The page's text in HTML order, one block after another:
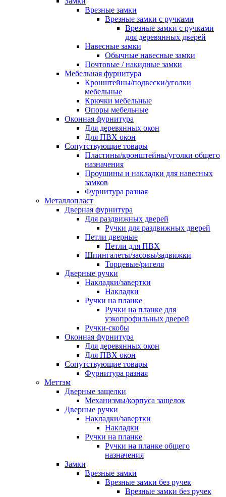
Врезные замки
Врезные замки с ручками
Врезные замки с ручками
для деревянных дверей
Навесные замки
Обычные навесные замки
Почтовые / накидные замки
Мебельная фурнитура
Кронштейны/подвески/уголки
мебельные
Крючки мебельные
Опоры мебельные
Оконная фурнитура
Для деревянных окон
Для ПВХ окон
Сопутствующие товары
Пластины/кронштейны/уголки общего
назначения
Проушины и накладки для навесных
замков
Фурнитура разная
Металлопласт
Дверная фурнитура
Для раздвижных дверей
Ручки для раздвижных дверей
Петли дверные
Петли для ПВХ
Шпингалеты/засовы/задвижки
Торцевые/ригеля
Дверные ручки
Накладки/завертки
Накладки
Ручки на планке
Ручки на планке для
узкопрофильных дверей
Ручки-скобы
Оконная фурнитура
Для деревянных окон
Для ПВХ окон
Сопутствующие товары
Фурнитура разная
Меттэм
Дверные защелки
Механизмы/корпуса защелок
Дверные ручки
Накладки/завертки
Накладки
Ручки на планке
Ручки на планке общего
назначения
Замки
Врезные замки
Врезные замки без ручек
Врезные замки без ручек